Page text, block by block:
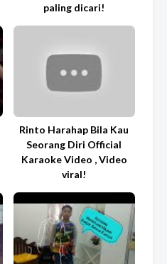
paling dicari!
Rinto Harahap Bila Kau
Seorang Diri Official
Karaoke Video , Video
viral!